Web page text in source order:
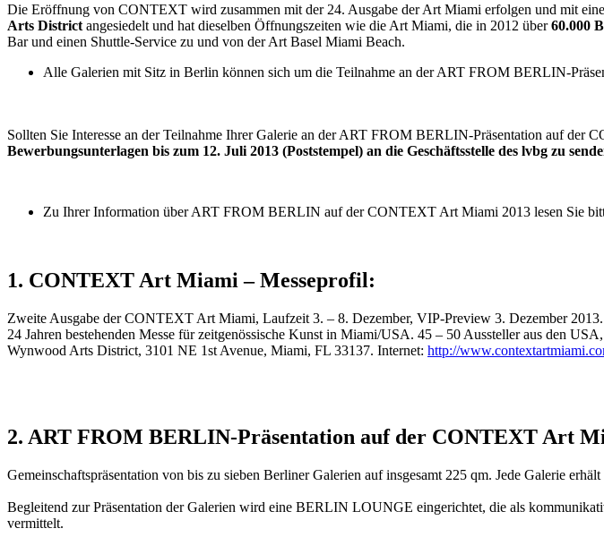
Die Eröffnung von CONTEXT wird zusammen mit der 24. Ausgabe der Art Miami erfolgen und mit
Arts District angesiedelt und hat dieselben Öffnungszeiten wie die Art Miami, die in 2012 über60.000
Bar und einen Shuttle-Service zu und von der Art Basel Miami Beach.
Alle Galerien mit Sitz in Berlin können sich um die Teilnahme an der ART FROM BERLIN-
Sollten Sie Interesse an der Teilnahme Ihrer Galerie an der ART FROM BERLIN-Präsentation auf
Bewerbungsunterlagen bis zum 12. Juli 2013 (Poststempel) an die Geschäftsstelle des lvbg zu
Zu Ihrer Information über ART FROM BERLIN auf der CONTEXT Art Miami 2013 lesen Sie
1. CONTEXT Art Miami – Messeprofil:
Zweite Ausgabe der CONTEXT Art Miami, Laufzeit 3. – 8. Dezember, VIP-Preview 3. Dezember
24 Jahren bestehenden Messe für zeitgenössische Kunst in Miami/USA. 45 – 50 Aussteller aus den
Wynwood Arts District, 3101 NE 1st Avenue, Miami, FL 33137. Internet: http://
2. ART FROM BERLIN-Präsentation auf der CONTEXT Art
Gemeinschaftspräsentation von bis zu sieben Berliner Galerien auf insgesamt 225 qm. Jede Galerie
Begleitend zur Präsentation der Galerien wird eine BERLIN LOUNGE eingerichtet, die als
vermittelt.